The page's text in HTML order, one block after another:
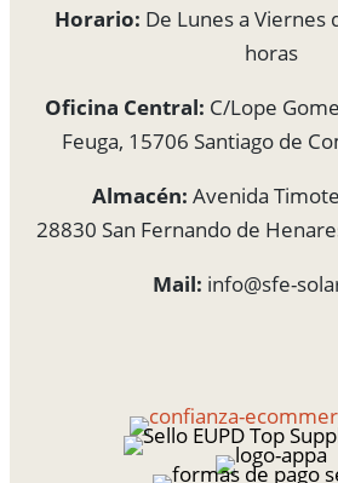
Horario: De Lunes a Viernes
horas
Oficina Central: C/Lope
Feuga, 15706 Santiago de
Almacén: Avenida
28830 San Fernando de
Mail: info@sfe-